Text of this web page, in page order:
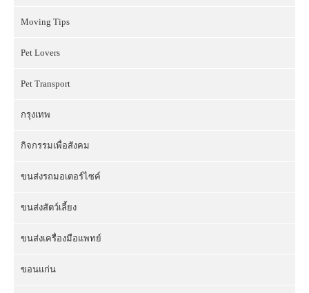
Moving Tips
Pet Lovers
Pet Transport
กรุงเทพ
กิจกรรมเพื่อสังคม
ขนส่งรถมอเตอร์ไซค์
ขนส่งสัตว์เลี้ยง
ขนส่งเครื่องมือแพทย์
ขอนแก่น